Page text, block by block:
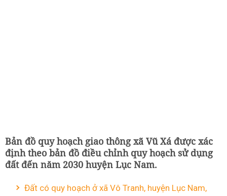
Bản đồ quy hoạch giao thông xã Vũ Xá được xác
định theo bản đồ điều chỉnh quy hoạch sử dụng
đất đến năm 2030 huyện Lục Nam.
Đất có quy hoạch ở xã Vô Tranh, huyện Lục Nam,